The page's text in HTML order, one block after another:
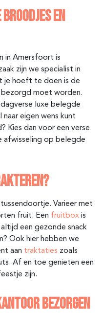
EN
in Amersfoort is
zijn we specialist in
je hoeft te doen is de
moet worden.
luxe belegde
eigen wens kunt
Kies dan voor een verse
afwisseling op belegde
Varieer met
fruit. Een fruitbox is
een gezonde snack
Ook hier hebben we
aan traktaties zoals
Af en toe genieten een
zijn.
BEZORGEN